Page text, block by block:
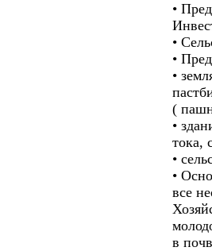
•
•
•
•
(
•
тока,
•
•
все
в